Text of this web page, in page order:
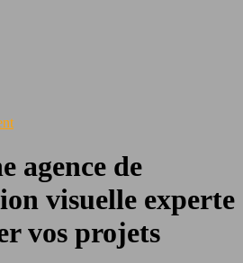
agence de
visuelle experte
vos projets